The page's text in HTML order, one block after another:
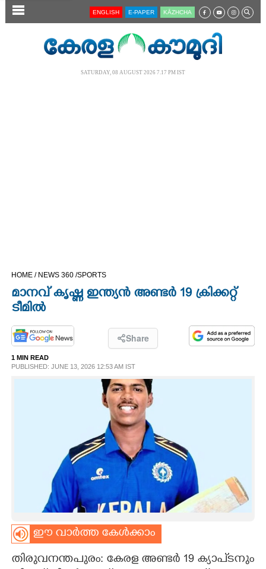
SECTIONS
CINEMA
OPINION
PHOTOS
CARTOONS
ENGLISH E-PAPER KĀZHCHA
SATURDAY, 08 AUGUST 2026 7.17 PM IST
HOME / NEWS 360 /SPORTS
മാനവ് കൃഷ്ണ ഇന്ത്യൻ അണ്ടർ 19 ക്രിക്കറ്റ്
ടീമിൽ
Share
1 MIN READ
PUBLISHED: JUNE 13, 2026 12:53 AM IST
ഈ വാർത്ത കേൾക്കാം
തിരുവനന്തപുരം: കേരള അണ്ടർ 19 ക്യാപ്ടനും